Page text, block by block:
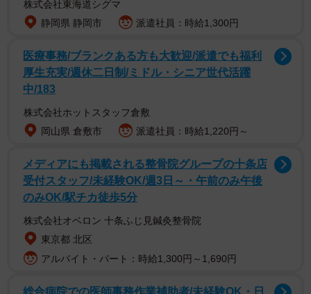
片岡さんは、熊本県出身。1986年11月生まれ。タレントの
萩本欽一さん（85）が設立した「茨城ゴールデンゴール
ズ」の監督として活動。テレビやCMなどで活躍していま
す。
株式会社東海道シグマ
静岡県 静岡市
派遣社員：時給1,300円
医療事務/ブランクある方も大歓迎/派遣でも福利
厚生充実/週休二日制/ミドル・シニア世代活躍
中/183
株式会社ホットスタッフ倉敷
岡山県 倉敷市
派遣社員：時給1,220円～
メディアにも掲載される整骨院グループの十条店
受付スタッフ/未経験OK/週3日～・午前のみ午後
のみOK/駅チカ徒歩5分
株式会社オベロン 十条ふじ見鍼灸整骨院
東京都 北区
アルバイト・パート：時給1,300円～1,690円
総合病院での医師事務作業補助者/未経験OK・日